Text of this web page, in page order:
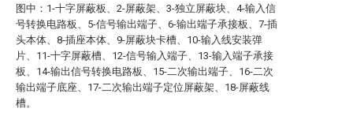
图中：1-十字屏蔽板、2-屏蔽架、3-独立屏蔽块、4-输入信
号转换电路板、5-信号输出端子、6-输出端子承接板、7-插
头本体、8-插座本体、9-屏蔽块卡槽、10-输入线安装弹
片、11-十字屏蔽槽、12-信号输入端子、13-输入端子承接
板、14-输出信号转换电路板、15-二次输出端子、16-二次
输出端子底座、17-二次输出端子定位屏蔽架、18-屏蔽线
槽。